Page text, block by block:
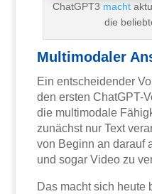
ChatGPT3 macht
die
Multimodaler
Ein entscheidender
den ersten ChatGPT-
die multimodale
zunächst nur Text
von Beginn an darauf
und sogar Video zu
Das macht sich heute